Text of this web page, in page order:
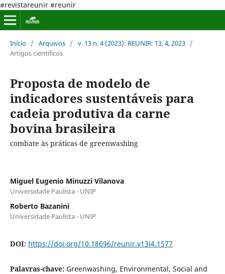
#revistareunir #reunir
Início / Arquivos / v. 13 n. 4 (2023): REUNIR: 13, 4, 2023 /
Artigos científicos
Proposta de modelo de
indicadores sustentáveis para
cadeia produtiva da carne
bovina brasileira
combate às práticas de greenwashing
Miguel Eugenio Minuzzi Vilanova
Universidade Paulista - UNIP
Roberto Bazanini
Universidade Paulista - UNIP
DOI: https://doi.org/10.18696/reunir.v13i4.1577
Palavras-chave: Greenwashing, Environmental, Social and